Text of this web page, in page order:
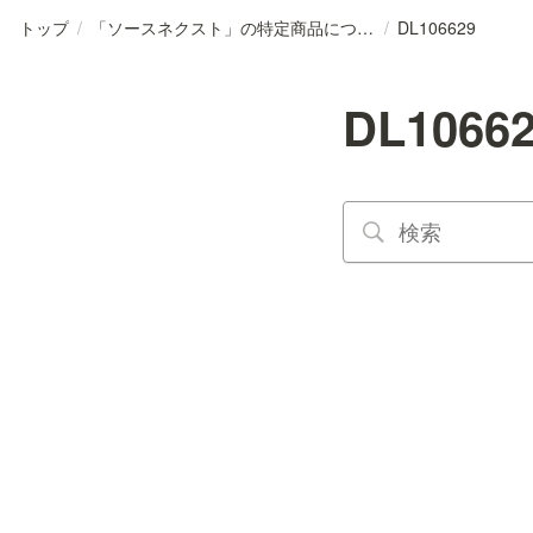
トップ / 「ソースネクスト」の特定商品について / DL106629